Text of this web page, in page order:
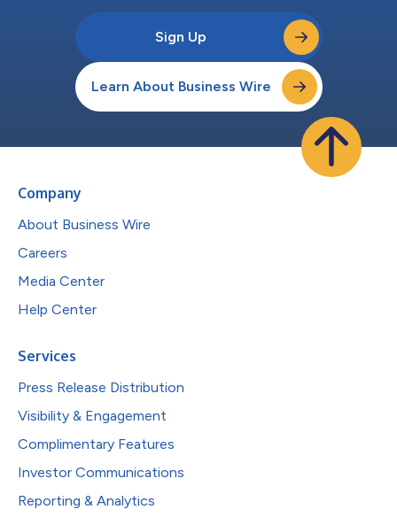
Sign Up
Learn About Business Wire
Company
About Business Wire
Careers
Media Center
Help Center
Services
Press Release Distribution
Visibility & Engagement
Complimentary Features
Investor Communications
Reporting & Analytics